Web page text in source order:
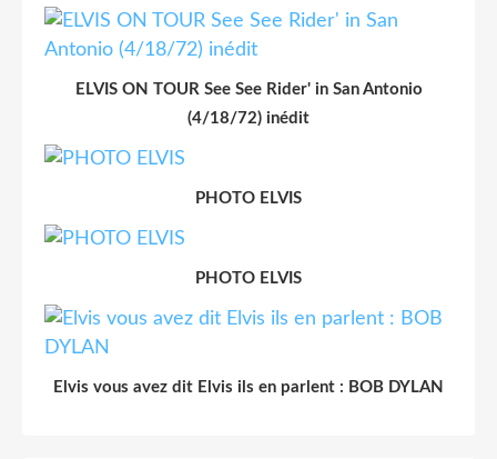
ELVIS ON TOUR See See Rider' in San Antonio
(4/18/72) inédit
PHOTO ELVIS
PHOTO ELVIS
Elvis vous avez dit Elvis ils en parlent : BOB DYLAN